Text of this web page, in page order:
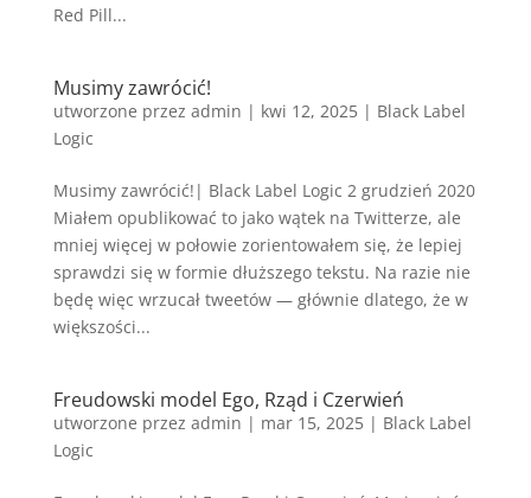
Red Pill...
Musimy zawrócić!
utworzone przez admin | kwi 12, 2025| Black Label
Logic
Musimy zawrócić!| Black Label Logic 2 grudzień 2020
Miałem opublikować to jako wątek na Twitterze, ale
mniej więcej w połowie zorientowałem się, że lepiej
sprawdzi się w formie dłuższego tekstu. Na razie nie
będę więc wrzucał tweetów — głównie dlatego, że w
większości...
Freudowski model Ego, Rząd i Czerwień
utworzone przez admin | mar 15, 2025| Black Label
Logic